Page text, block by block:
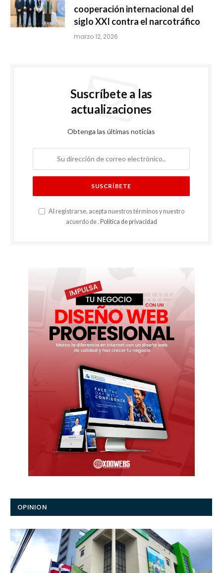
cooperación internacional del
siglo XXI contra el narcotráfico
marzo 12, 2026
Suscríbete a las
actualizaciones
Obtenga las últimas noticias
Al registrarse, acepta nuestros términos y nuestro
acuerdo de . Política de privacidad
OPINION